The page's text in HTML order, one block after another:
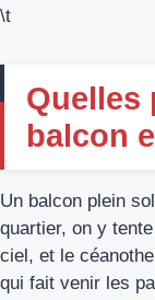
\t
Quelles
balcon
Un balcon plein
quartier, on y
ciel, et le
qui fait venir les